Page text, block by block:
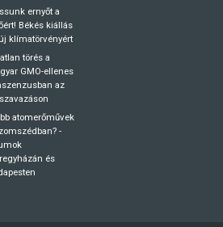
ernyőt a
Békés kiállás
klímatörvényért
törés a
GMO-ellenes
az
atomerőművek
-
és